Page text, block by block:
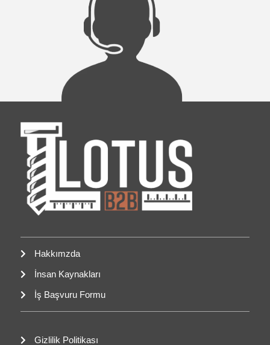
Hakkımzda
İnsan Kaynakları
İş Başvuru Formu
Gizlilik Politikası